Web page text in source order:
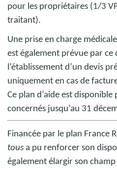
pour les propriétaires (1/3
traitant).
Une prise en charge
est également prévue par ce
l’établissement d’un devis
uniquement en cas de
Ce plan d’aide est
concernés jusqu’au 31
Financée par le plan France
tous a pu renforcer son
également élargir son champ